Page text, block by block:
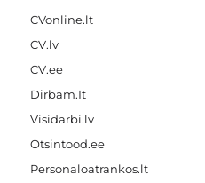
CVonline.lt
CV.lv
CV.ee
Dirbam.It
Visidarbi.lv
Otsintood.ee
Personaloatrankos.lt